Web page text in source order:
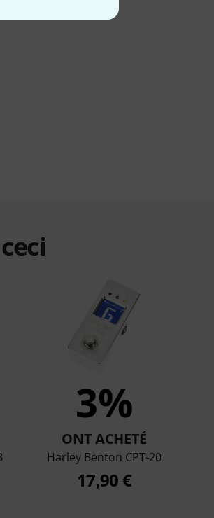
3%
ONT ACHETÉ
Harley Benton CPT-20
17,90 €